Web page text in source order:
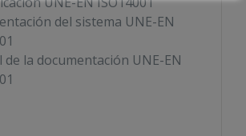
del sistema UNE-EN
la documentación UNE-EN